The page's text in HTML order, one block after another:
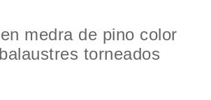
medra de pino color
torneados